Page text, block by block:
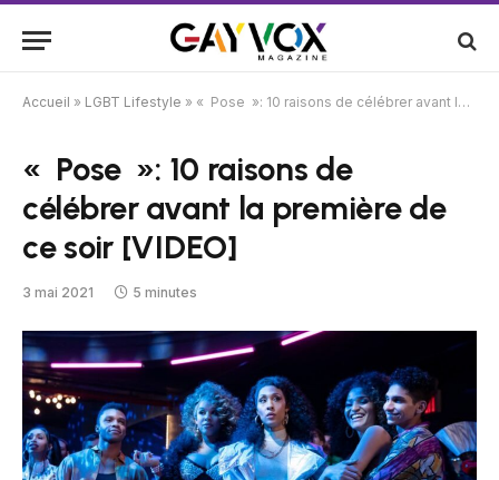
Accueil » LGBT Lifestyle » « Pose »: 10 raisons de célébrer avant la première de ce soir [VIDEO]
« Pose »: 10 raisons de
célébrer avant la première de
ce soir [VIDEO]
3 mai 2021 5 minutes